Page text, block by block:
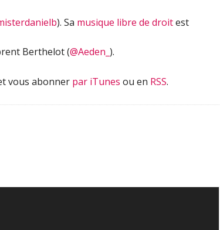
). Sa musique libre de droitest
Berthelot (@Aeden_ ).
vous abonner par iTunes ou en RSS.